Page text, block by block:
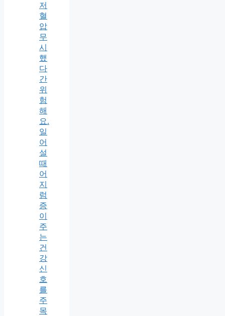
저
혈
압
무
시
했
다
간
위
험
해
요.
일
어
설
때
어
지
럼
증
이
주
는
건
강
신
호
를
주
목